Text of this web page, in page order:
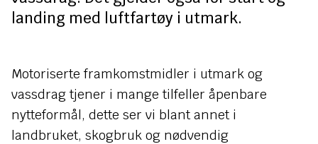
m
m
u
n
landing med luftfartøy i utmark.
Motoriserte framkomstmidler i utmark og
vassdrag tjener i mange tilfeller åpenbare
nytteformål, dette ser vi blant annet i
landbruket, skogbruk og nødvendig